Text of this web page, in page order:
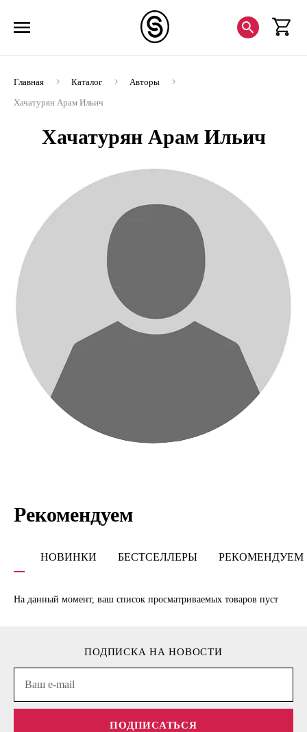
Главная Каталог
Авторы
Хачатурян Арам Ильич
Хачатурян Арам Ильич
Рекомендуем
НОВИНКИ БЕСТСЕЛЛЕРЫ РЕКОМЕНДУЕМ
На данный момент, ваш список просматриваемых товаров пуст
ПОДПИСКА НА НОВОСТИ
ПОДПИСАТЬСЯ